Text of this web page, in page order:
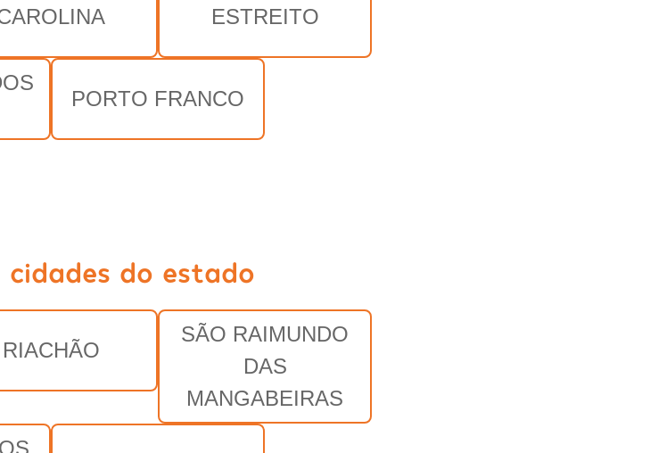
ESTREITO
PORTO FRANCO
do estado
RIACHÃO
SÃO RAIMUNDO
DAS
MANGABEIRAS